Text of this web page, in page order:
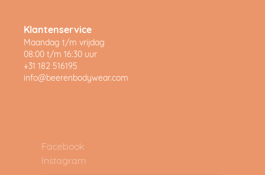
Klantenservice
Maandag t/m vrijdag
08:00 t/m 16:30 uur
+31 182 516195
info@beerenbodywear.com
Facebook
Instagram